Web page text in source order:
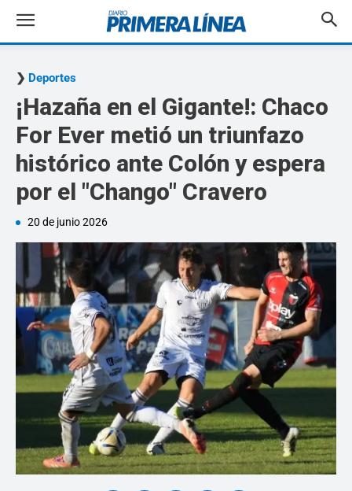
Deportes
¡Hazaña en el Gigante!: Chaco
For Ever metió un triunfazo
histórico ante Colón y espera
por el "Chango" Cravero
20 de junio 2026